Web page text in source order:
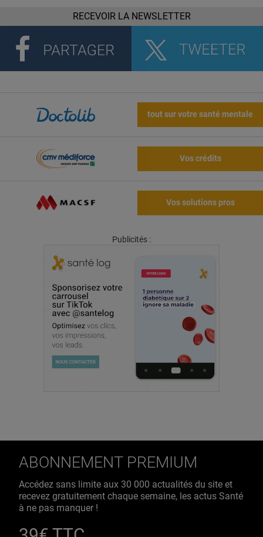
RECEVOIR LA NEWSLETTER
tout sur votre santé mentale
Vos crédits
Vos solutions pros
Publicités :
ABONNEMENT PREMIUM
Accédez sans limite aux 30 000 actualités du site et
recevez gratuitement chaque semaine, les actus Santé
à ne pas manquer !